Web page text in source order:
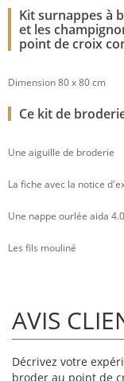
Kit surnappes à
et les
point de croix
Dimension 80 x 80 cm
Ce kit de
Une aiguille de broderie
La fiche avec la notice
Une nappe ourlée aida
Les fils mouliné
AVIS
Décrivez votre
broder au point de